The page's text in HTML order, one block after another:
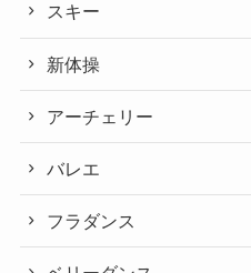
スキー
新体操
アーチェリー
バレエ
フラダンス